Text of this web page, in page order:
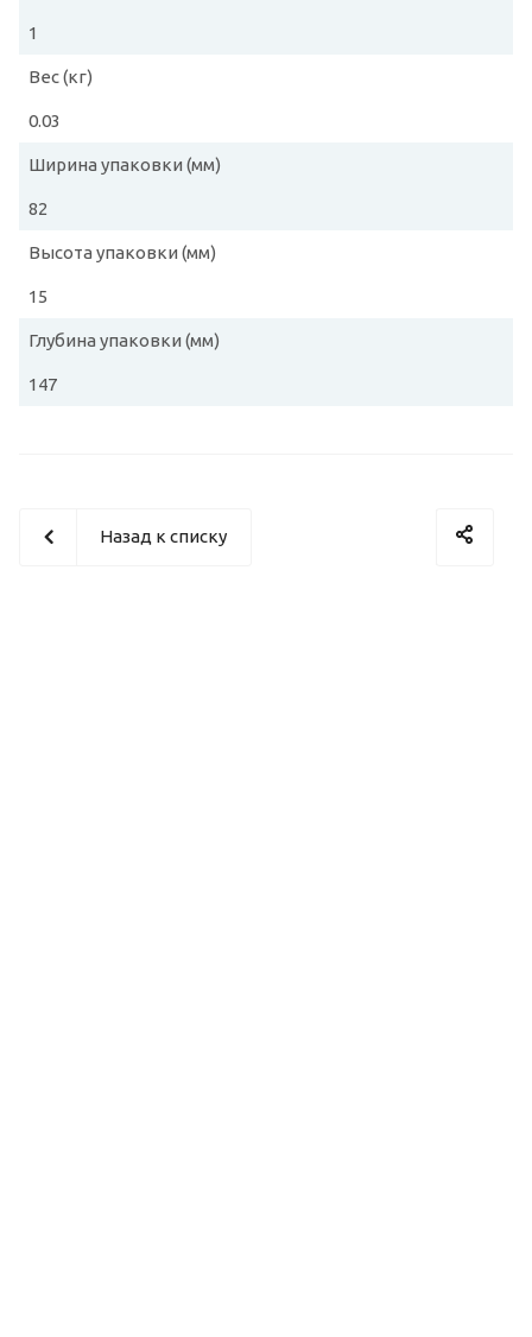
1
Вес (кг)
0.03
Ширина упаковки (мм)
82
Высота упаковки (мм)
15
Глубина упаковки (мм)
147
Назад к списку